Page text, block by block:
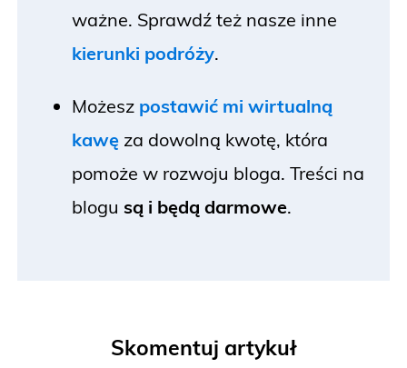
ważne. Sprawdź też nasze inne
kierunki podróży.
Możesz postawić mi wirtualną
kawę za dowolną kwotę, która
pomoże w rozwoju bloga. Treści na
blogu są i będą darmowe.
Skomentuj artykuł